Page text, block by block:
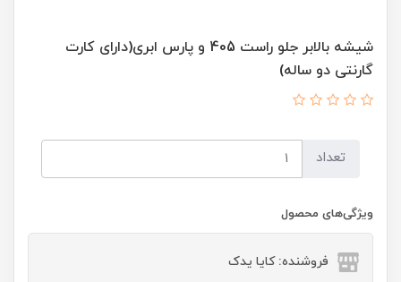
شیشه بالابر جلو راست 405 و پارس ابری(دارای کارت
گارنتی دو ساله)
تعداد
ویژگی‌های محصول
فروشنده: کایا یدک